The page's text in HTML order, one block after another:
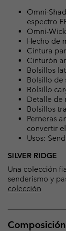
Omni-
espectro
Omni-
Hecho de
Cintura
Cinturón
Bolsillos
Bolsillo de
Bolsillo
Detalle de
Bolsillos
Perneras
convertir
Usos:
SILVER RIDGE
Una colección
senderismo y
colección
Composición